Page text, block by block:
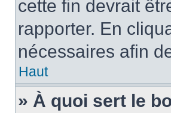
cette fin devrait
rapporter. En
nécessaires afin
Haut
» À quoi sert le